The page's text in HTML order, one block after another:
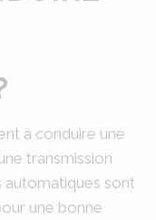
à conduire une
transmission
automatiques sont
une bonne